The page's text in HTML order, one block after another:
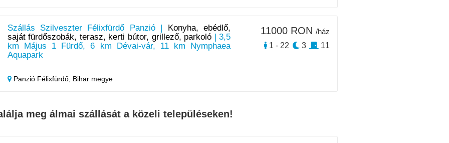
Szállás Szilveszter Félixfürdő Panzió |
Konyha, ebédlő,
saját fürdőszobák, terasz, kerti bútor, grillező, parkoló | 3,5
km Május 1 Fürdő, 6 km Dévai-vár, 11 km Nymphaea
Aquapark
Panzió Félixfürdő, Bihar megye
11000 RON /ház
1 - 22
3 11
meg álmai szállását a közeli településeken!